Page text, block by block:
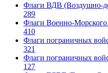
Флаги ВДВ (Воздушно-
289
Флаги Военно-
410
Флаги пограничных
321
Флаги пограничных
127